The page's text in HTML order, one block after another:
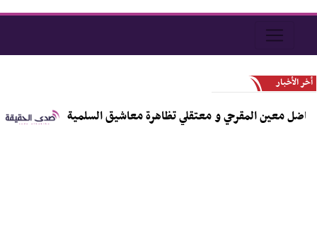
أخر الأخبار
معين المقرحي و معتقلي تظاهرة معاشيق السلمية